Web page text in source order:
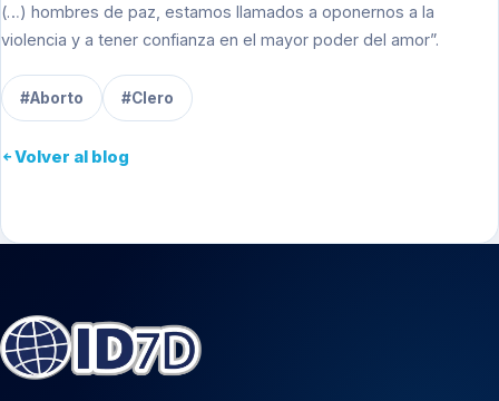
(…) hombres de paz, estamos llamados a oponernos a la
violencia y a tener confianza en el mayor poder del amor”.
#Aborto #Clero
Volver al blog